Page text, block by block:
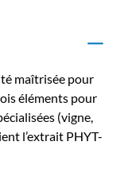
maîtrisée pour
éléments pour
(vigne,
l’extrait PHYT-